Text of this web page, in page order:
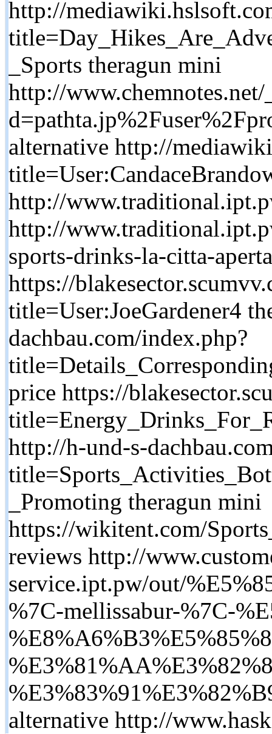
http://
_Sports theragun mini
http://
alternative http://
http://
http://
sports-drinks-la-citta-
https://
title=User:JoeGardener4
dachbau.com/index.php?
price https://
http://h-und-s-
_Promoting theragun mini
https://wikitent.com/
reviews http://
service.ipt.pw/out/
%7C-mellissabur-%7C-
alternative http://